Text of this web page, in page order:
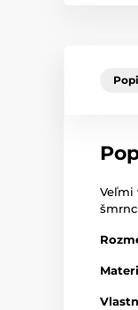
Veľmi